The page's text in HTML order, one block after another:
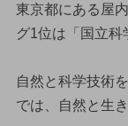
東京都にある屋
グ1位は「国立科
自然と科学技術
では、自然と生